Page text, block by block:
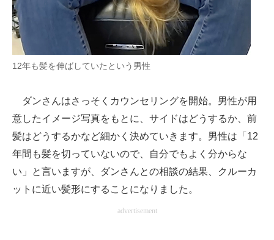
12年も髪を伸ばしていたという男性
ダンさんはさっそくカウンセリングを開始。男性が用
意したイメージ写真をもとに、サイドはどうするか、前
髪はどうするかなど細かく決めていきます。男性は「12
年間も髪を切っていないので、自分でもよく分からな
い」と言いますが、ダンさんとの相談の結果、クルーカ
ットに近い髪形にすることになりました。
advertisement